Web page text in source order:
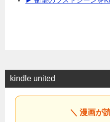
kindle united
＼ 漫画が